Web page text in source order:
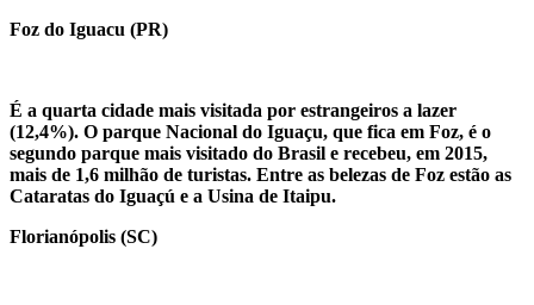
Foz do Iguacu (PR)
É a quarta cidade mais visitada por estrangeiros a lazer
(12,4%). O parque Nacional do Iguaçu, que fica em Foz, é o
segundo parque mais visitado do Brasil e recebeu, em 2015,
mais de 1,6 milhão de turistas. Entre as belezas de Foz estão as
Cataratas do Iguaçú e a Usina de Itaipu.
Florianópolis (SC)